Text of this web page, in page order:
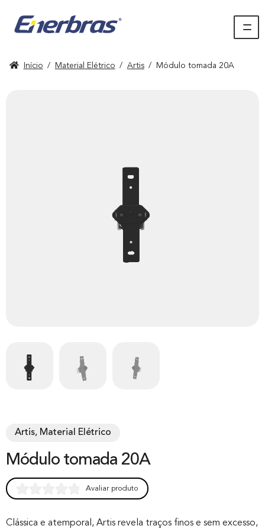
Início / Material Elétrico / Artis / Módulo tomada 20A
Artis, Material Elétrico
Módulo tomada 20A
out of 0
Avaliar produto
Clássica e atemporal, Artis revela traços finos e sem excesso,